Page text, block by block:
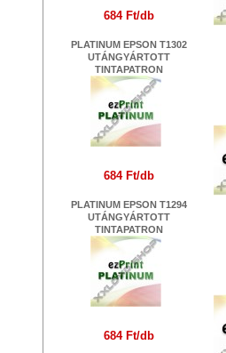
684 Ft/db
PLATINUM EPSON T1302
UTÁNGYÁRTOTT
TINTAPATRON
684 Ft/db
PLATINUM EPSON T1294
UTÁNGYÁRTOTT
TINTAPATRON
684 Ft/db